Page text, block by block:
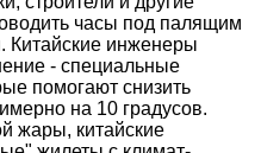
часы под палящим
Китайские инженеры
- специальные
помогают снизить
на 10 градусов.
жары, китайские